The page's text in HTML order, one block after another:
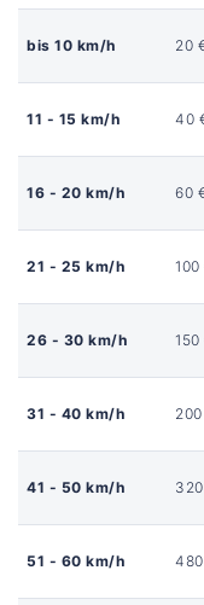
bis 10 km/h 20
11 - 15 km/h 40
16 - 20 km/h 60
21 - 25 km/h 100
26 - 30 km/h 150
31 - 40 km/h
41 - 50 km/h
51 - 60 km/h